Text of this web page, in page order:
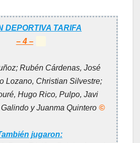
DEPORTIVA TARIFA
– 4 –
Rubén Cárdenas, José
Lozano, Christian Silvestre;
Hugo Rico, Pulpo, Javi
y Juanma Quintero ©
jugaron: